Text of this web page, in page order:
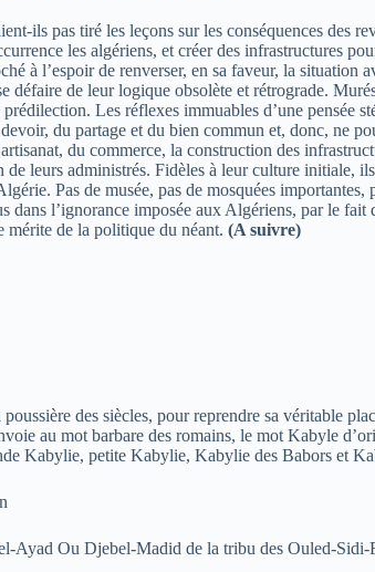
ils pas tiré les leçons sur les conséquences des
les algériens, et créer des infrastructures
à l’espoir de renverser, en sa faveur, la situation
de leur logique obsolète et rétrograde.
Les réflexes immuables d’une
du partage et du bien commun et, donc, ne
du commerce, la construction des
leurs administrés. Fidèles à leur culture initiale,
Pas de musée, pas de mosquées
l’ignorance imposée aux Algériens, par le fait
mérite de la politique du néant. (A suivre)
des siècles, pour reprendre sa véritable
au mot barbare des romains, le mot Kabyle
Kabylie, petite Kabylie, Kabylie des Babors et
Ayad Ou Djebel-Madid de la tribu des Ouled-